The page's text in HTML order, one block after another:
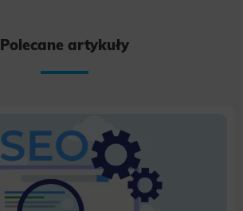
Polecane artykuły